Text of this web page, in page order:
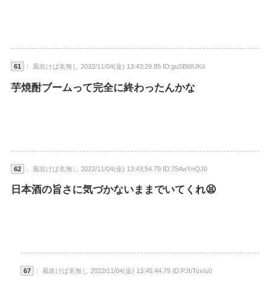
61 ： 風吹けば名無し 2022/11/04(金) 13:43:29.85 ID:guSBt8UKd
芋焼酎ブームって完全に終わったんかな
62 ： 風吹けば名無し 2022/11/04(金) 13:43:54.79 ID:754wYnQJ0
日本酒の旨さに気づかないままでいてくれ😫
67 ： 風吹けば名無し 2022/11/04(金) 13:45:44.79 ID:PJbTcxIu0